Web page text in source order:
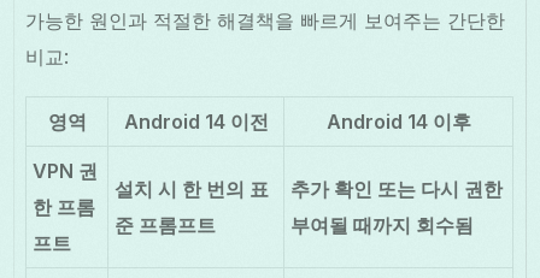
가능한 원인과 적절한 해결책을 빠르게 보여주는 간단한
비교:
영역 Android 14 이전 Android 14 이후
VPN 권
한 프롬
프트
설치 시 한 번의 표
준 프롬프트
추가 확인 또는 다시 권한
부여될 때까지 회수됨